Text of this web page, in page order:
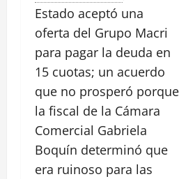
Estado aceptó una
oferta del Grupo Macri
para pagar la deuda en
15 cuotas; un acuerdo
que no prosperó porque
la fiscal de la Cámara
Comercial Gabriela
Boquín determinó que
era ruinoso para las